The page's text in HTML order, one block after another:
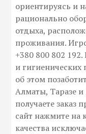
ориентируясь и
рационально
отдыха,
проживания.
+380 800 802
и гигиенических
об этом
Алматы, Таразе
получаете заказ
сайт нажмите на
качества